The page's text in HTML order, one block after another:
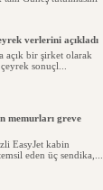
verlerini açıkladı
açık bir şirket olarak
sonuçl...
memurları greve
EasyJet kabin
eden üç sendika,...